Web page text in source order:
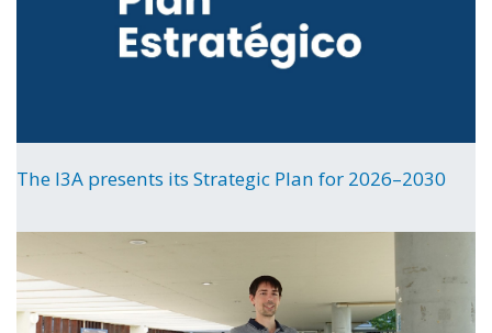
The I3A presents its Strategic Plan for 2026–2030